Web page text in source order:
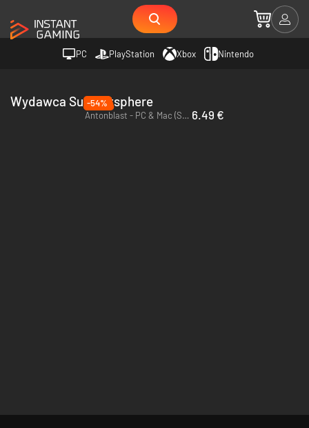
PC PlayStation Xbox Nintendo
Wydawca Summitsphere
-54%
Antonblast - PC & Mac (Steam) 6.49 €